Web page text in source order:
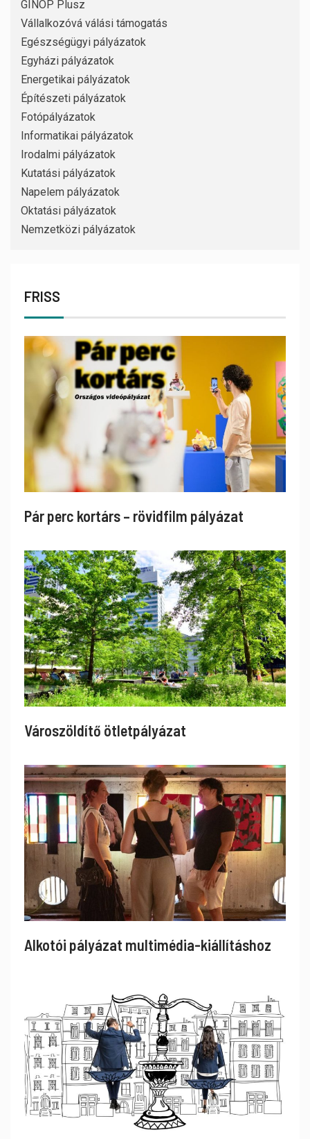
GINOP Plusz
Vállalkozóvá válási támogatás
Egészségügyi pályázatok
Egyházi pályázatok
Energetikai pályázatok
Építészeti pályázatok
Fotópályázatok
Informatikai pályázatok
Irodalmi pályázatok
Kutatási pályázatok
Napelem pályázatok
Oktatási pályázatok
Nemzetközi pályázatok
FRISS
Pár perc kortárs – rövidfilm pályázat
Városzöldítő ötletpályázat
Alkotói pályázat multimédia-kiállításhoz